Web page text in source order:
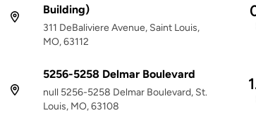
Building)
311 DeBaliviere Avenue, Saint Louis,
MO, 63112
5256-5258 Delmar Boulevard
null 5256-5258 Delmar Boulevard, St.
Louis, MO, 63108